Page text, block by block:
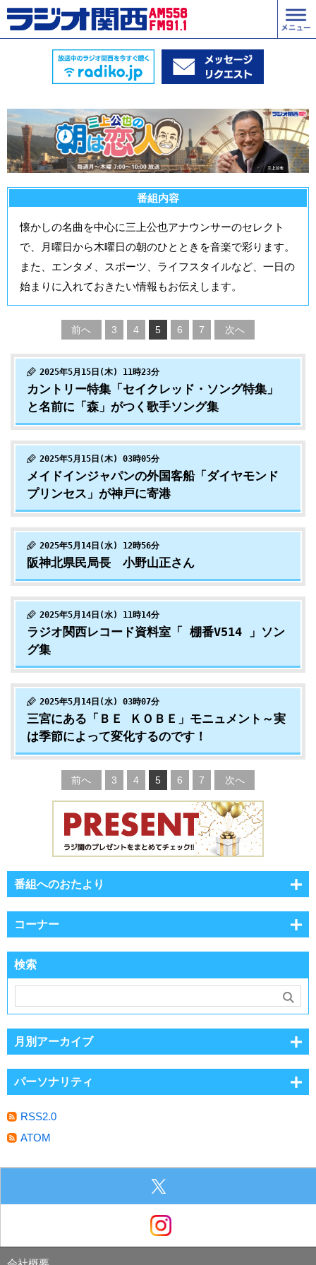
番組内容
懐かしの名曲を中心に三上公也アナウンサーのセレクト
で、月曜日から木曜日の朝のひとときを音楽で彩ります。
また、エンタメ、スポーツ、ライフスタイルなど、一日の
始まりに入れておきたい情報もお伝えします。
前へ 3 4 5 6 7 次へ
2025年5月15日(木) 11時23分
カントリー特集「セイクレッド・ソング特集」
と名前に「森」がつく歌手ソング集
2025年5月15日(木) 03時05分
メイドインジャパンの外国客船「ダイヤモンド
プリンセス」が神戸に寄港
2025年5月14日(水) 12時56分
阪神北県民局長 小野山正さん
2025年5月14日(水) 11時14分
ラジオ関西レコード資料室「 棚番V514 」ソン
グ集
2025年5月14日(水) 03時07分
三宮にある「ＢＥ ＫＯＢＥ」モニュメント～実
は季節によって変化するのです！
前へ 3 4 5 6 7 次へ
番組へのおたより
コーナー
検索
月別アーカイブ
パーソナリティ
RSS2.0
ATOM